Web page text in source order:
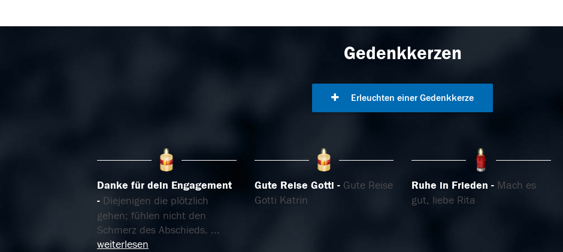
Gedenkkerzen
Erleuchten einer Gedenkkerze
Danke für dein Engagement
Diejenigen die plötzlich
gehen; fühlen nicht den
Schmerz des Abschieds. ...
weiterlesen
Gute Reise Gotti
Gute Reise
Gotti Katrin
Ruhe in Frieden
Mach es
gut, liebe Rita